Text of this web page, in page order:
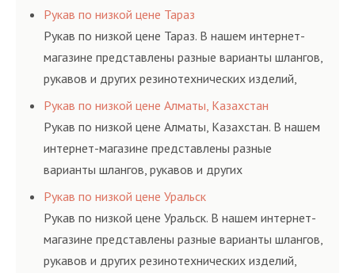
соответствующих ГОСТам, техническим условиям
и нормативам.
Рукав по низкой цене Тараз
Рукав по низкой цене Тараз. В нашем интернет-
магазине представлены разные варианты шлангов,
рукавов и других резинотехнических изделий,
соответствующих ГОСТам, техническим условиям
и нормативам.
Рукав по низкой цене Алматы, Казахстан
Рукав по низкой цене Алматы, Казахстан. В нашем
интернет-магазине представлены разные
варианты шлангов, рукавов и других
резинотехнических изделий, соответствующих
ГОСТам, техническим условиям и нормативам.
Рукав по низкой цене Уральск
Рукав по низкой цене Уральск. В нашем интернет-
магазине представлены разные варианты шлангов,
рукавов и других резинотехнических изделий,